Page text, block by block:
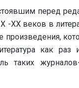
перед
-ХХ веков в
произведения,
как
таких